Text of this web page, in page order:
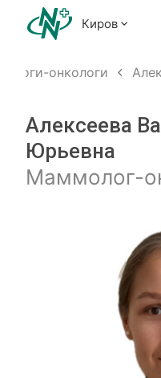
Киров
онкологи
Алексеева
Юрьевна
Маммолог-